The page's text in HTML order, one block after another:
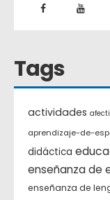
Tags
actividades
aprendizaje-de-
didáctica
enseñanza de
enseñanza de